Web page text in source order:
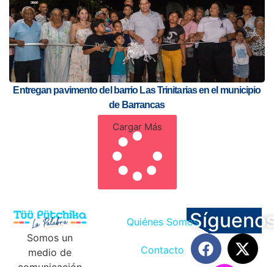
Entregan pavimento del barrio Las Trinitarias en el municipio
de Barrancas
Cargar Más
Somos un
medio de
Quiénes Somos
Contacto